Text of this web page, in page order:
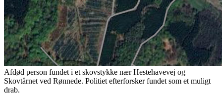
Afdød person fundet i et skovstykke nær Hestehavevej og
Skovtårnet ved Rønnede. Politiet efterforsker fundet som et muligt
drab.